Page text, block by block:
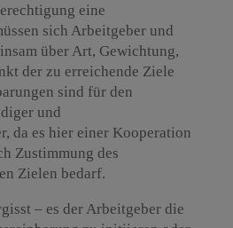
eine
sich Arbeitgeber und
über Art, Gewichtung,
der zu erreichende Ziele
sind für den
und
da es hier einer Kooperation
Zustimmung des
Zielen bedarf.
– es der Arbeitgeber die